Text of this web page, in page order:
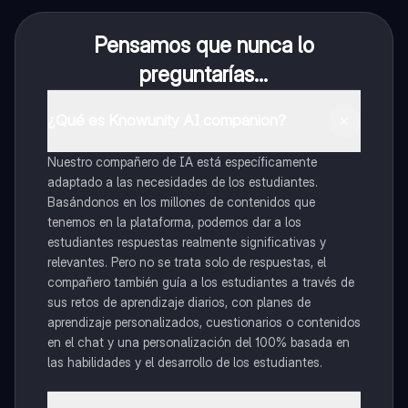
Pensamos que nunca lo
preguntarías...
Nuestro compañero de IA está específicamente
adaptado a las necesidades de los estudiantes.
Basándonos en los millones de contenidos que
tenemos en la plataforma, podemos dar a los
estudiantes respuestas realmente significativas y
relevantes. Pero no se trata solo de respuestas, el
compañero también guía a los estudiantes a través de
sus retos de aprendizaje diarios, con planes de
aprendizaje personalizados, cuestionarios o contenidos
en el chat y una personalización del 100% basada en
las habilidades y el desarrollo de los estudiantes.